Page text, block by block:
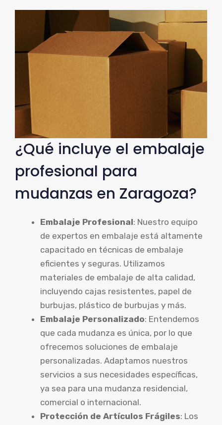
¿Qué incluye el embalaje
profesional para
mudanzas en Zaragoza?
Embalaje Profesional: Nuestro equipo
de expertos en embalaje está altamente
capacitado en técnicas de embalaje
eficientes y seguras. Utilizamos
materiales de embalaje de alta calidad,
incluyendo cajas resistentes, papel de
burbujas, plástico de burbujas y más.
Embalaje Personalizado: Entendemos
que cada mudanza es única, por lo que
ofrecemos soluciones de embalaje
personalizadas. Adaptamos nuestros
servicios a sus necesidades específicas,
ya sea para una mudanza residencial,
comercial o internacional.
Protección de Artículos Frágiles: Los